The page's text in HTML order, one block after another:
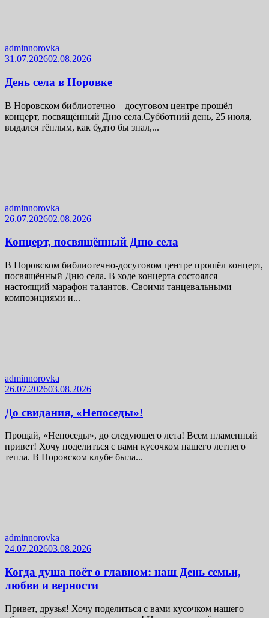
adminnorovka
31.07.202602.08.2026
День села в Норовке
В Норовском библиотечно – досуговом центре прошёл
концерт, посвящённый Дню села.Субботний день, 25 июля,
выдался тёплым, как будто бы знал,...
adminnorovka
26.07.202602.08.2026
Концерт, посвящённый Дню села
В Норовском библиотечно-досуговом центре прошёл концерт,
посвящённый Дню села. В ходе концерта состоялся
настоящий марафон талантов. Своими танцевальными
композициями и...
adminnorovka
26.07.202603.08.2026
До свидания, «Непоседы»!
Прощай, «Непоседы», до следующего лета! Всем пламенный
привет! Хочу поделиться с вами кусочком нашего летнего
тепла. В Норовском клубе была...
adminnorovka
24.07.202603.08.2026
Когда душа поёт о главном: наш День семьи,
любви и верности
Привет, друзья! Хочу поделиться с вами кусочком нашего